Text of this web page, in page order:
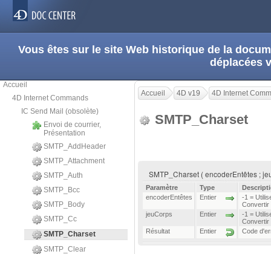
Vous êtes sur le site Web historique de la
déplacées
Accueil
4D Internet Commands
IC Send Mail (obsolète)
Envoi de courrier,
Présentation
SMTP_AddHeader
SMTP_Attachment
SMTP_Auth
SMTP_Bcc
SMTP_Body
SMTP_Cc
SMTP_Charset
SMTP_Clear
Accueil 4D v19 4D Internet
SMTP_Charset
SMTP_Charset ( encoderEntêtes ;
Paramètre Type
encoderEntêtes
Entier
-1 =
Convertir
jeuCorps
Entier
-1 =
Convertir
Résultat
Entier Code